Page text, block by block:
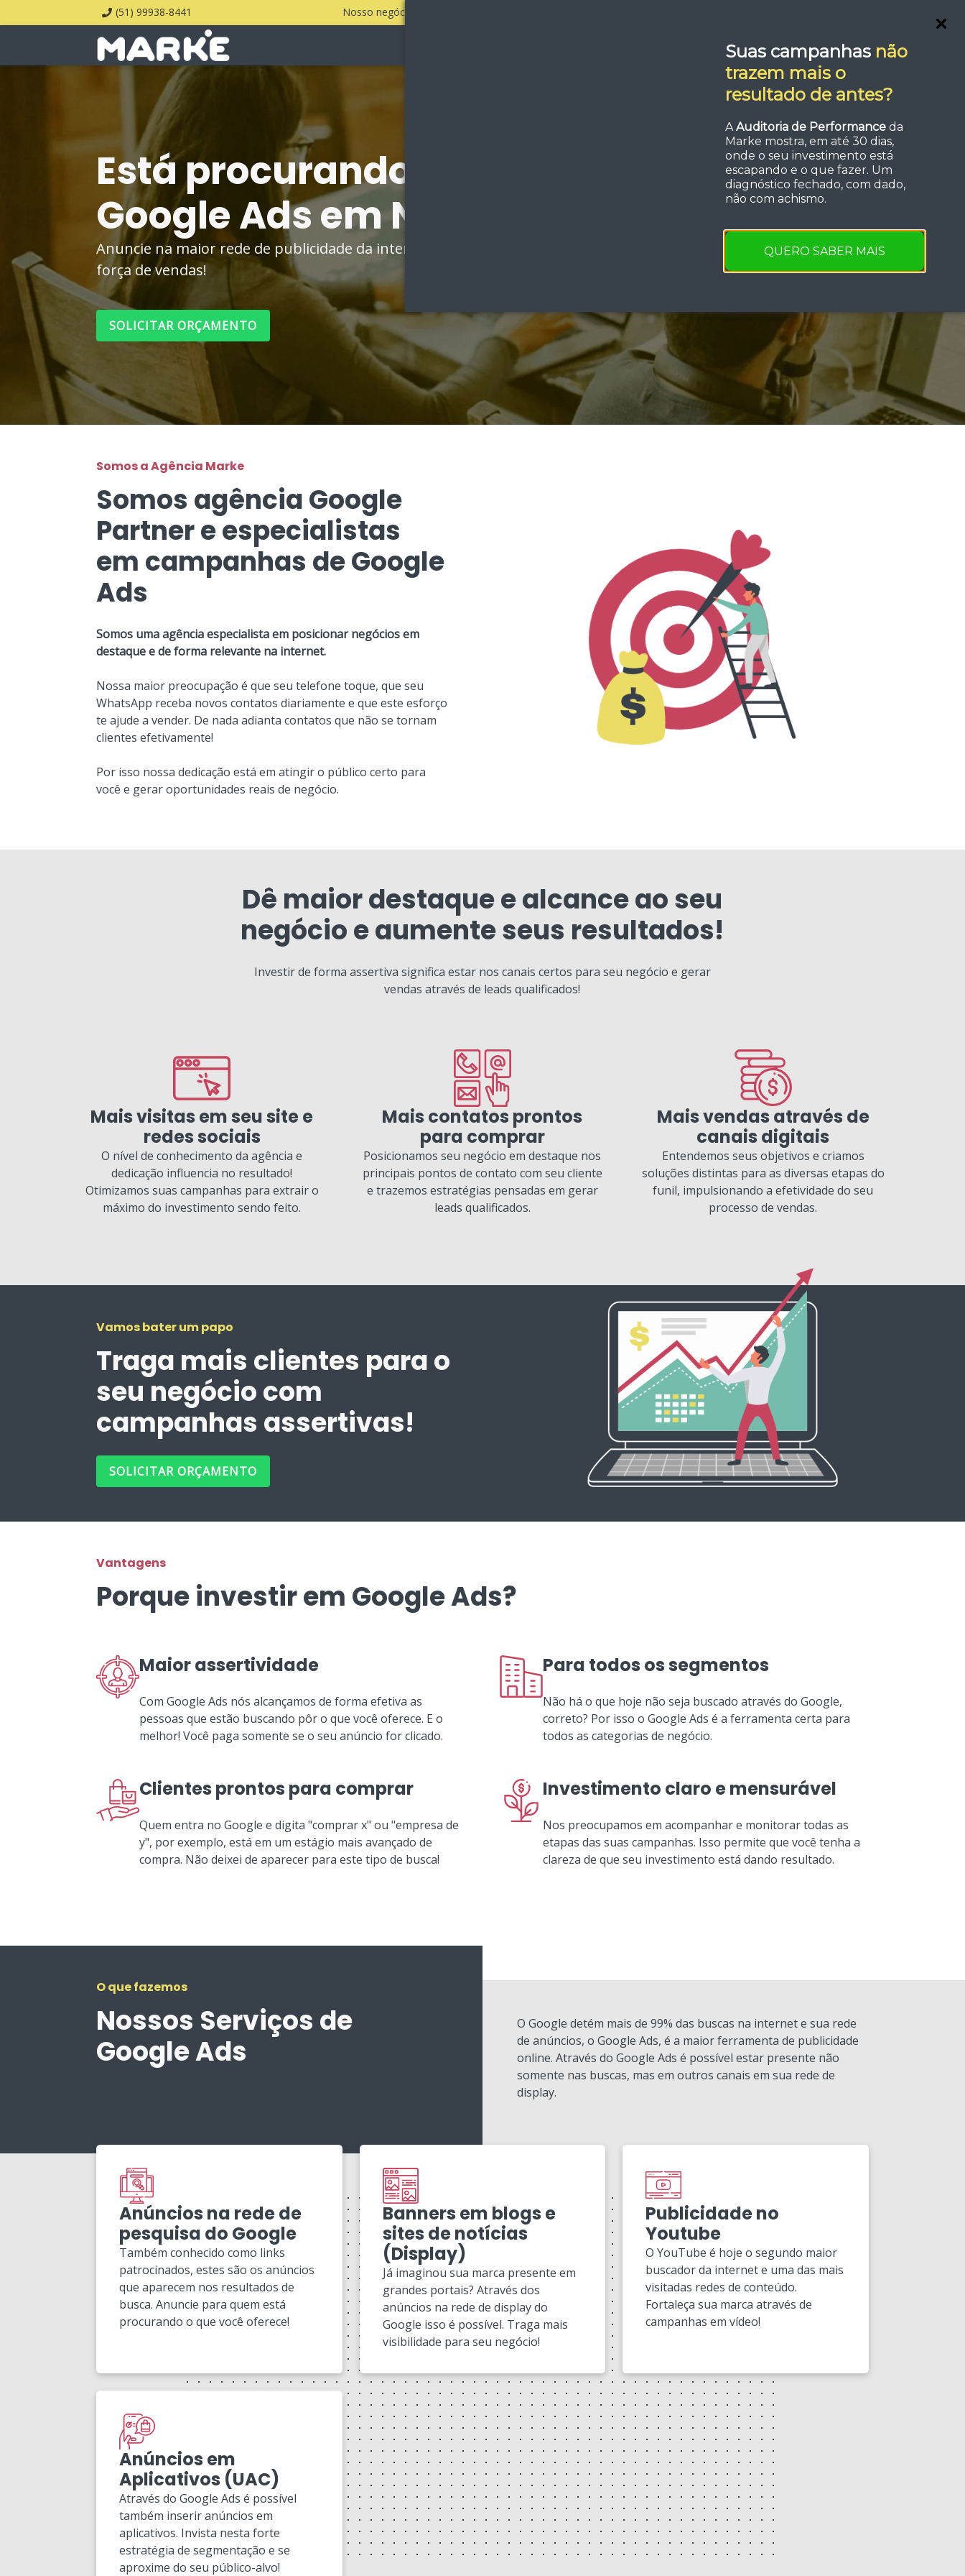
Suas campanhas não
trazem mais o
resultado de antes?
AAuditoria de Performance da
Marke mostra, em até 30 dias,
onde o seu investimento está
escapando e o que fazer. Um
diagnóstico fechado, com dado,
não com achismo.
QUERO SABER MAIS
(51) 99938-8441 Nosso negócio é fazer a sua empresa vender todos os dias!
FAQ Orçamento
Está procurando por Agência de
Google Ads em Natal?
Anuncie na maior rede de publicidade da internet e aumente sua
força de vendas!
SOLICITAR ORÇAMENTO
Somos a Agência Marke
Somos agência Google
Partner e especialistas
em campanhas de Google
Ads
Somos uma agência especialista em posicionar negócios em
destaque e de forma relevante na internet.
Nossa maior preocupação é que seu telefone toque, que seu
WhatsApp receba novos contatos diariamente e que este esforço
te ajude a vender. De nada adianta contatos que não se tornam
clientes efetivamente!
Por isso nossa dedicação está em atingir o público certo para
você e gerar oportunidades reais de negócio.
Dê maior destaque e alcance ao seu
negócio e aumente seus resultados!
Investir de forma assertiva significa estar nos canais certos para seu negócio e gerar
vendas através de leads qualificados!
Mais visitas em seu site e
redes sociais
O nível de conhecimento da agência e
dedicação influencia no resultado!
Otimizamos suas campanhas para extrair o
máximo do investimento sendo feito.
Mais contatos prontos
para comprar
Posicionamos seu negócio em destaque nos
principais pontos de contato com seu cliente
e trazemos estratégias pensadas em gerar
leads qualificados.
Mais vendas através de
canais digitais
Entendemos seus objetivos e criamos
soluções distintas para as diversas etapas do
funil, impulsionando a efetividade do seu
processo de vendas.
Vamos bater um papo
Traga mais clientes para o
seu negócio com
campanhas assertivas!
SOLICITAR ORÇAMENTO
Vantagens
Porque investir em Google Ads?
Maior assertividade
Com Google Ads nós alcançamos de forma efetiva as
pessoas que estão buscando pôr o que você oferece. E o
melhor! Você paga somente se o seu anúncio for clicado.
Para todos os segmentos
Não há o que hoje não seja buscado através do Google,
correto? Por isso o Google Ads é a ferramenta certa para
todos as categorias de negócio.
Clientes prontos para comprar
Quem entra no Google e digita "comprar x" ou "empresa de
y", por exemplo, está em um estágio mais avançado de
compra. Não deixei de aparecer para este tipo de busca!
Investimento claro e mensurável
Nos preocupamos em acompanhar e monitorar todas as
etapas das suas campanhas. Isso permite que você tenha a
clareza de que seu investimento está dando resultado.
O que fazemos
Nossos Serviços de
Google Ads
O Google detém mais de 99% das buscas na internet e sua rede
de anúncios, o Google Ads, é a maior ferramenta de publicidade
online. Através do Google Ads é possível estar presente não
somente nas buscas, mas em outros canais em sua rede de
display.
Anúncios na rede de
pesquisa do Google
Também conhecido como links
patrocinados, estes são os anúncios
que aparecem nos resultados de
busca. Anuncie para quem está
procurando o que você oferece!
Banners em blogs e
sites de notícias
(Display)
Já imaginou sua marca presente em
grandes portais? Através dos
anúncios na rede de display do
Google isso é possível. Traga mais
visibilidade para seu negócio!
Publicidade no
Youtube
O YouTube é hoje o segundo maior
buscador da internet e uma das mais
visitadas redes de conteúdo.
Fortaleça sua marca através de
campanhas em vídeo!
Anúncios em
Aplicativos (UAC)
Através do Google Ads é possível
também inserir anúncios em
aplicativos. Invista nesta forte
estratégia de segmentação e se
aproxime do seu público-alvo!